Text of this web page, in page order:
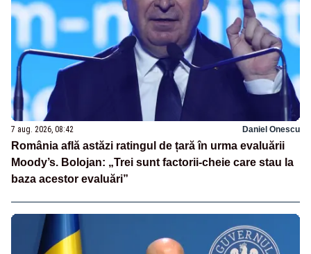
7 aug. 2026, 08:42 Daniel Onescu
România află astăzi ratingul de țară în urma evaluării
Moody’s. Bolojan: „Trei sunt factorii-cheie care stau la
baza acestor evaluări”